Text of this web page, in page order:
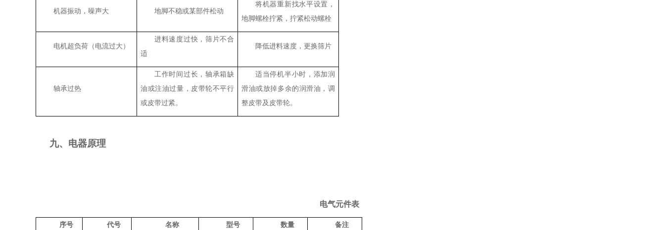
机器振动，噪声大 地脚不稳或某部件松动
将机器重新找水平设置，
地脚螺栓拧紧，拧紧松动螺栓
电机超负荷（电流过大）
进料速度过快，筛片不合
适
降低进料速度，更换筛片
轴承过热
工作时间过长，轴承箱缺
油或注油过量，皮带轮不平行
或皮带过紧。
适当停机半小时，添加润
滑油或放掉多余的润滑油，调
整皮带及皮带轮。
九、电器原理
电气元件表
序号 代号 名称 型号 数量 备注